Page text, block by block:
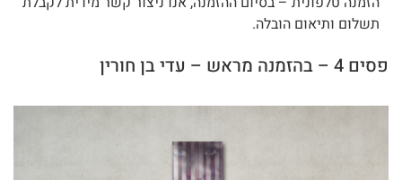
תשלום ותיאום הובלה.
פסים 4 – בהזמנה מראש – עדי בן חורין